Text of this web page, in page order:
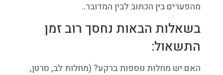
מהפערים בין הכתוב לבין המדובר..
בשאלות הבאות נחסך רוב זמן
התשאול:
האם יש מחלות נוספות ברקע? (מחלות לב, סרטן,